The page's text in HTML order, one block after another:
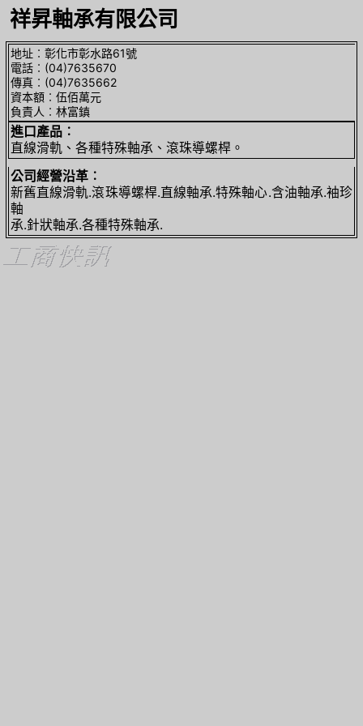
祥昇軸承有限公司
地址︰彰化市彰水路61號
電話︰(04)7635670
傳真︰(04)7635662
資本額︰伍佰萬元
負責人︰林富鎮
進口產品︰
直線滑軌、各種特殊軸承、滾珠導螺桿。
公司經營沿革︰
新舊直線滑軌.滾珠導螺桿.直線軸承.特殊軸心.含油軸承.袖珍
軸
承.針狀軸承.各種特殊軸承.